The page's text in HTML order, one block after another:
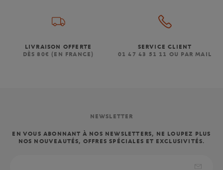
LIVRAISON OFFERTE
DÈS 80€ (EN FRANCE)
SERVICE CLIENT
01 47 43 51 11 OU PAR MAIL
NEWSLETTER
EN VOUS ABONNANT À NOS NEWSLETTERS, NE LOUPEZ PLUS
NOS NOUVEAUTÉS, OFFRES SPÉCIALES ET EXCLUSIVITÉS.